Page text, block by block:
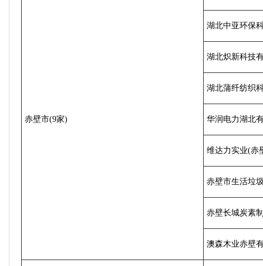
赤壁市(9家)
湖北中亚环保
湖北炽新科技
湖北蒲纤纺织
华润电力湖北
维达力实业(赤
赤壁市生活垃
赤壁长城炭素
澳森木业赤壁